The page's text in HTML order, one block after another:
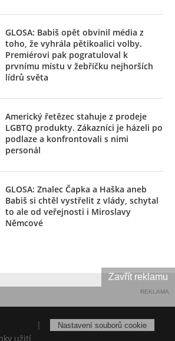
GLOSA: Babiš opět obvinil média z
toho, že vyhrála pětikoalici volby.
Premiérovi pak pogratuloval k
prvnímu místu v žebříčku nejhorších
lídrů světa
Americký řetězec stahuje z prodeje
LGBTQ produkty. Zákazníci je házeli po
podlaze a konfrontovali s nimi
personál
GLOSA: Znalec Čapka a Haška aneb
Babiš si chtěl vystřelit z vlády, schytal
to ale od veřejnosti i Miroslavy
Němcové
REKLAMA
užití
| Nastavení souborů cookie
Zavřít reklamu